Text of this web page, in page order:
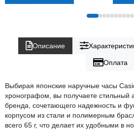
Описание
Оплата
Выбирая японские наручные часы
хронографом, вы получаете стильный
бренда, сочетающего надежность и
корпусом из стали и полимерным
всего 65 г, что делает их удобными в